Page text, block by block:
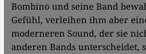
Bombino und seine Band
Gefühl, verleihen ihm aber
moderneren Sound, der sie
anderen Bands unterscheidet,